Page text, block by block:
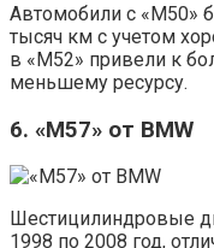
Автомобили с «М50»
тысяч км с учетом
в «M52» привели к
меньшему ресурсу.
6. «M57» от BMW
Шестицилиндровые
1998 по 2008 год,